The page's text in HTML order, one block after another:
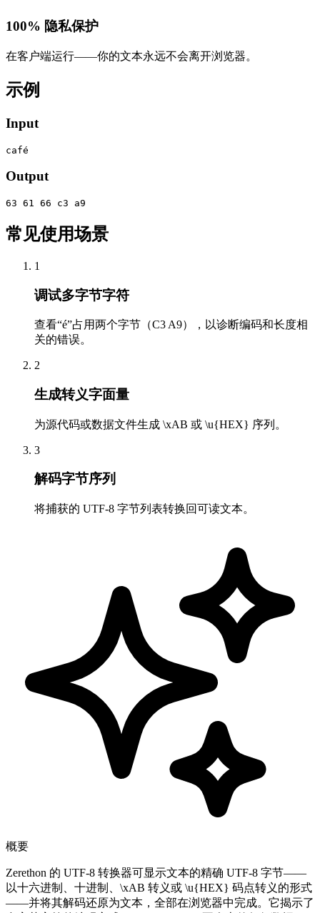
100% 隐私保护
在客户端运行——你的文本永远不会离开浏览器。
示例
Input
café
Output
63 61 66 c3 a9
常见使用场景
1
调试多字节字符
查看“é”占用两个字节（C3 A9），以诊断编码和长度相
关的错误。
2
生成转义字面量
为源代码或数据文件生成 \xAB 或 \u{HEX} 序列。
3
解码字节序列
将捕获的 UTF-8 字节列表转换回可读文本。
概要
Zerethon 的 UTF-8 转换器可显示文本的精确 UTF-8 字节——
以十六进制、十进制、\xAB 转义或 \u{HEX} 码点转义的形式
——并将其解码还原为文本，全部在浏览器中完成。它揭示了